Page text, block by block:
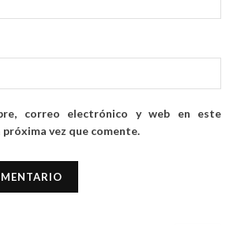
correo electrónico y web en este
vez que comente.